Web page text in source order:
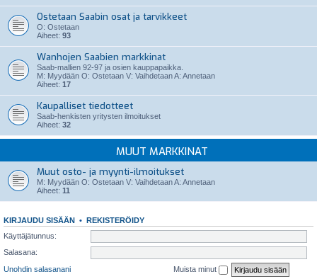
Ostetaan Saabin osat ja tarvikkeet
O: Ostetaan
Aiheet: 93
Wanhojen Saabien markkinat
Saab-mallien 92-97 ja osien kauppapaikka.
M: Myydään O: Ostetaan V: Vaihdetaan A: Annetaan
Aiheet: 17
Kaupalliset tiedotteet
Saab-henkisten yritysten ilmoitukset
Aiheet: 32
MUUT MARKKINAT
Muut osto- ja myynti-ilmoitukset
M: Myydään O: Ostetaan V: Vaihdetaan A: Annetaan
Aiheet: 11
KIRJAUDU SISÄÄN • REKISTERÖIDY
Käyttäjätunnus:
Salasana:
Unohdin salasanani
Muista minut